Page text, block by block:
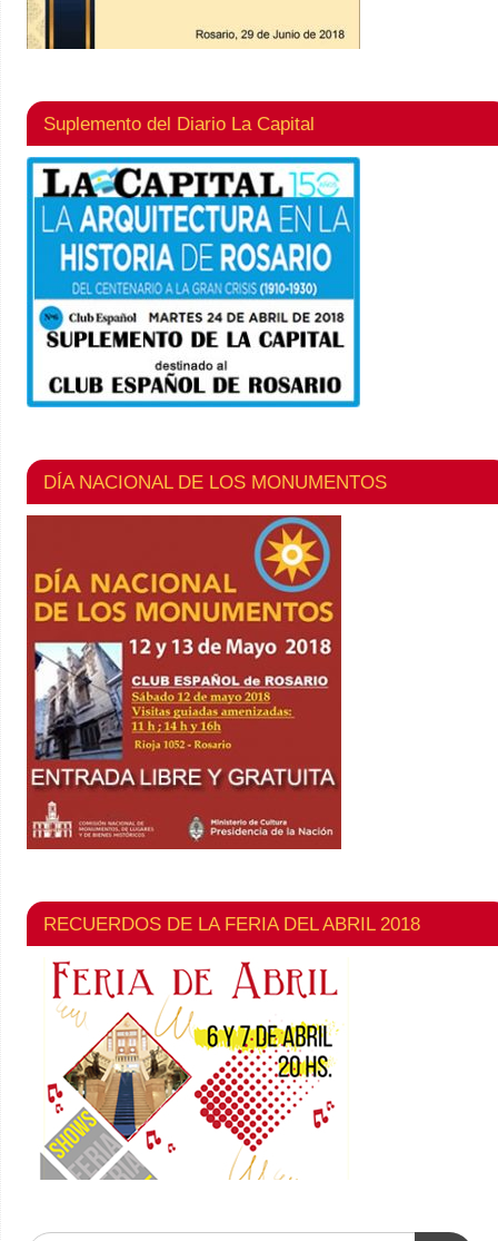
Suplemento del Diario La Capital
DÍA NACIONAL DE LOS MONUMENTOS
RECUERDOS DE LA FERIA DEL ABRIL 2018